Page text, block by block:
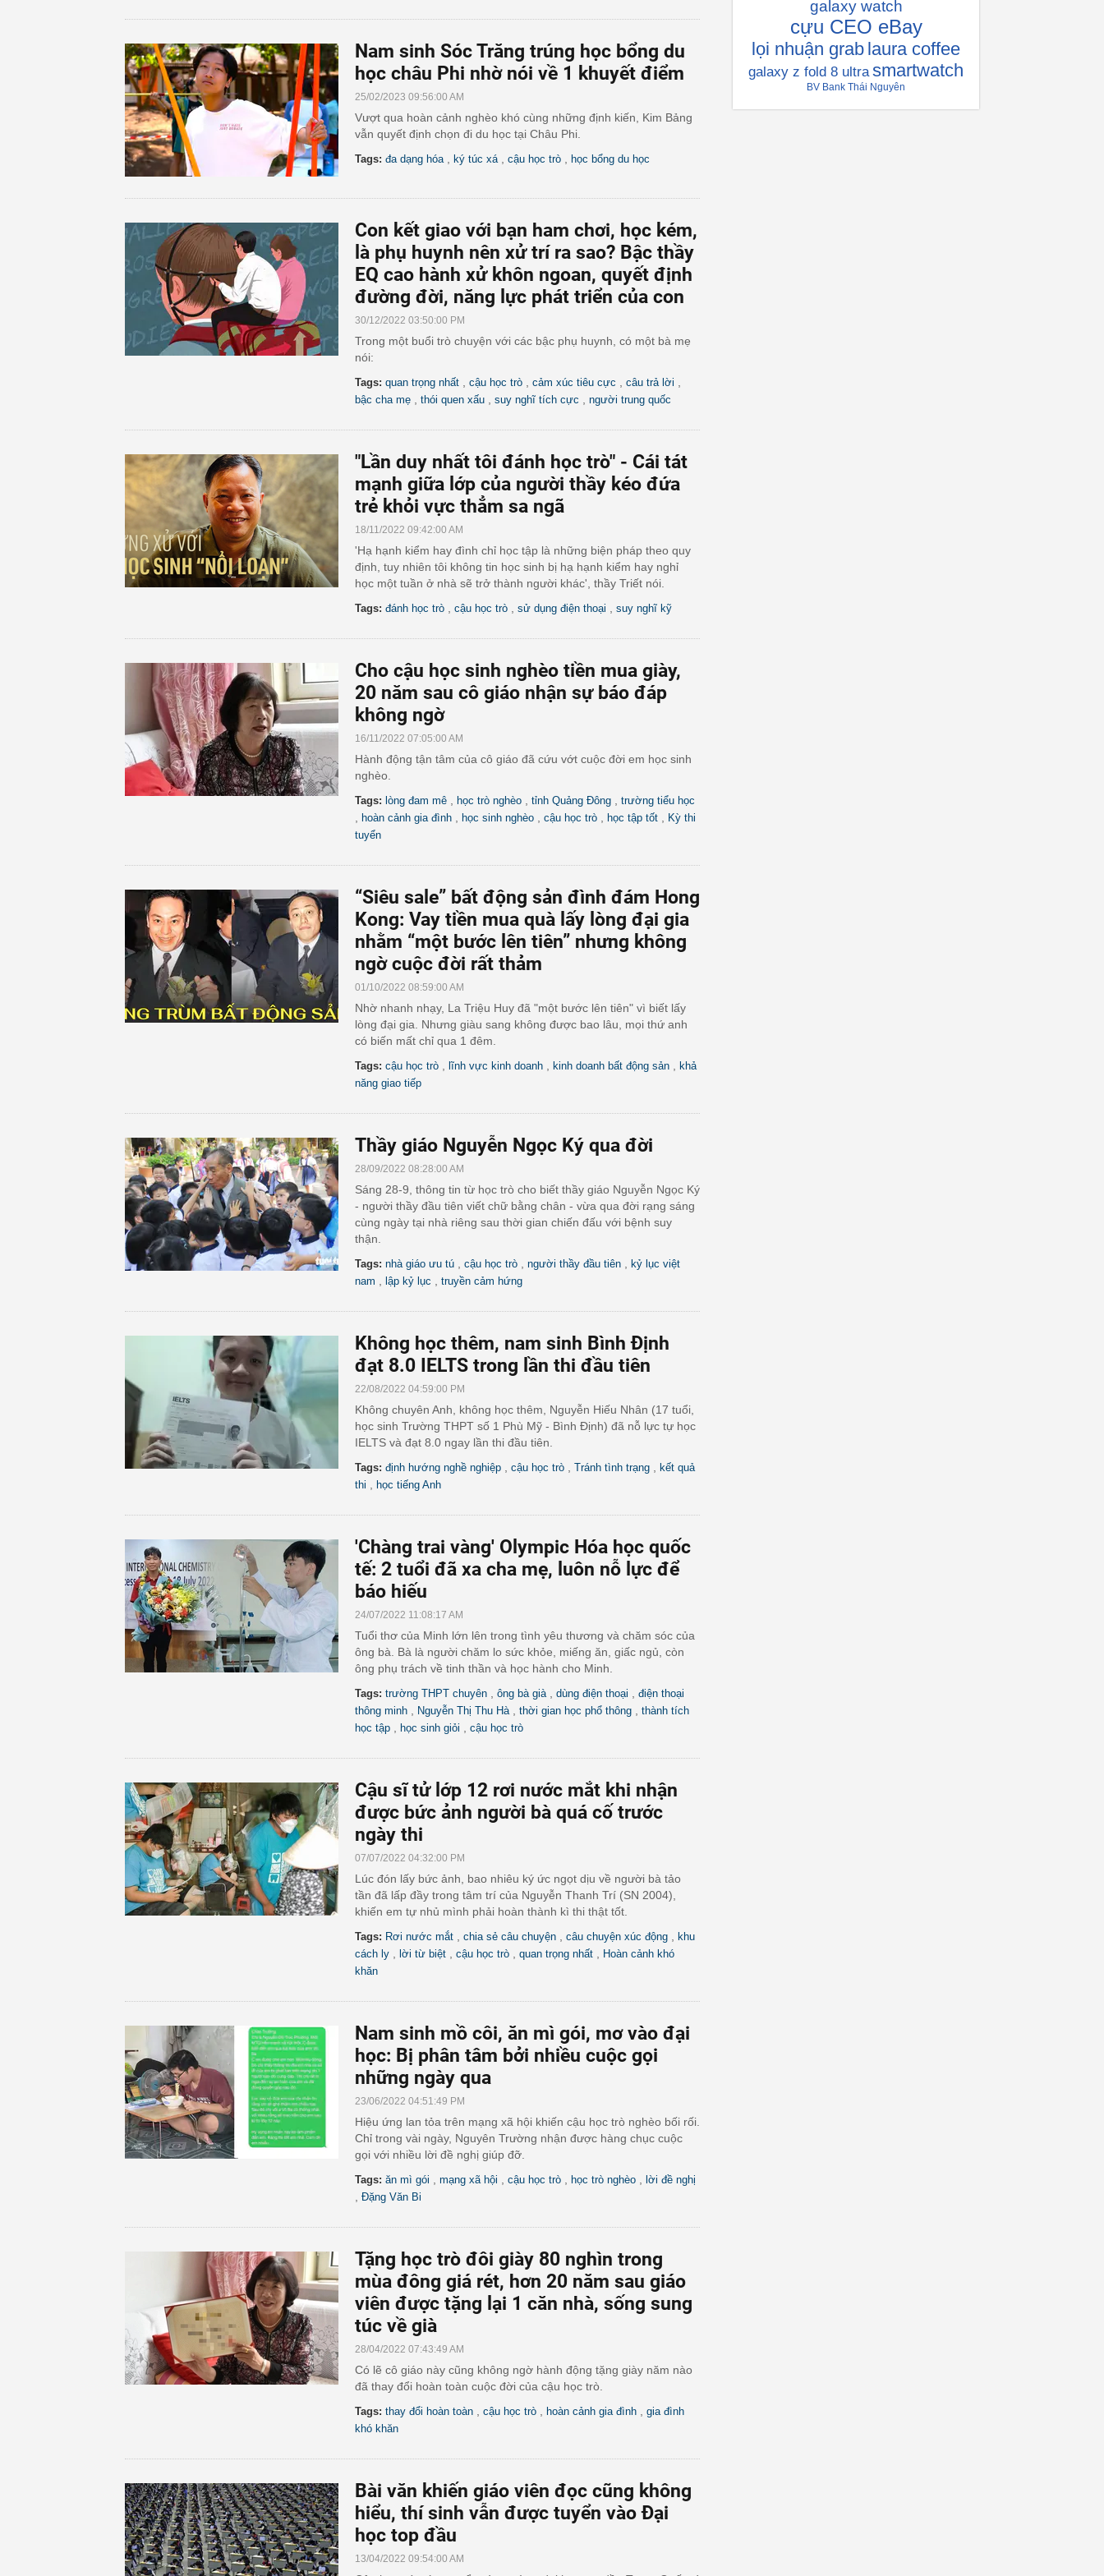
Nam sinh Sóc Trăng trúng học bổng du
học châu Phi nhờ nói về 1 khuyết điểm
25/02/2023 09:56:00 AM
Vượt qua hoàn cảnh nghèo khó cùng những định kiến, Kim Bảng
vẫn quyết định chọn đi du học tại Châu Phi.
Tags: đa dạng hóa ký túc xá cậu học trò học bổng du học
Con kết giao với bạn ham chơi, học kém,
là phụ huynh nên xử trí ra sao? Bậc thầy
EQ cao hành xử khôn ngoan, quyết định
đường đời, năng lực phát triển của con
30/12/2022 03:50:00 PM
Trong một buổi trò chuyện với các bậc phụ huynh, có một bà mẹ
nói:
Tags: quan trọng nhất cậu học trò cảm xúc tiêu cực câu trả lời
bậc cha mẹ thói quen xấu suy nghĩ tích cực người trung quốc
"Lần duy nhất tôi đánh học trò" - Cái tát
mạnh giữa lớp của người thầy kéo đứa
trẻ khỏi vực thẳm sa ngã
18/11/2022 09:42:00 AM
'Hạ hạnh kiểm hay đình chỉ học tập là những biện pháp theo quy
định, tuy nhiên tôi không tin học sinh bị hạ hạnh kiểm hay nghỉ
học một tuần ở nhà sẽ trở thành người khác', thầy Triết nói.
Tags: đánh học trò cậu học trò sử dụng điện thoại suy nghĩ kỹ
Cho cậu học sinh nghèo tiền mua giày,
20 năm sau cô giáo nhận sự báo đáp
không ngờ
16/11/2022 07:05:00 AM
Hành động tận tâm của cô giáo đã cứu vớt cuộc đời em học sinh
nghèo.
Tags: lòng đam mê học trò nghèo tỉnh Quảng Đông trường tiểu học
hoàn cảnh gia đình học sinh nghèo cậu học trò học tập tốt
Kỳ thi
tuyển
“Siêu sale” bất động sản đình đám Hong
Kong: Vay tiền mua quà lấy lòng đại gia
nhằm “một bước lên tiên” nhưng không
ngờ cuộc đời rất thảm
01/10/2022 08:59:00 AM
Nhờ nhanh nhạy, La Triệu Huy đã "một bước lên tiên" vì biết lấy
lòng đại gia. Nhưng giàu sang không được bao lâu, mọi thứ anh
có biến mất chỉ qua 1 đêm.
Tags: cậu học trò lĩnh vực kinh doanh kinh doanh bất động sản
khả
năng giao tiếp
Thầy giáo Nguyễn Ngọc Ký qua đời
28/09/2022 08:28:00 AM
Sáng 28-9, thông tin từ học trò cho biết thầy giáo Nguyễn Ngọc Ký
- người thầy đầu tiên viết chữ bằng chân - vừa qua đời rạng sáng
cùng ngày tại nhà riêng sau thời gian chiến đấu với bệnh suy
thận.
Tags: nhà giáo ưu tú cậu học trò người thầy đầu tiên
kỷ lục việt
nam
lập kỷ lục truyền cảm hứng
Không học thêm, nam sinh Bình Định
đạt 8.0 IELTS trong lần thi đầu tiên
22/08/2022 04:59:00 PM
Không chuyên Anh, không học thêm, Nguyễn Hiếu Nhân (17 tuổi,
học sinh Trường THPT số 1 Phù Mỹ - Bình Định) đã nỗ lực tự học
IELTS và đạt 8.0 ngay lần thi đầu tiên.
Tags: định hướng nghề nghiệp cậu học trò Tránh tình trạng
kết quả
thi
học tiếng Anh
'Chàng trai vàng' Olympic Hóa học quốc
tế: 2 tuổi đã xa cha mẹ, luôn nỗ lực để
báo hiếu
24/07/2022 11:08:17 AM
Tuổi thơ của Minh lớn lên trong tình yêu thương và chăm sóc của
ông bà. Bà là người chăm lo sức khỏe, miếng ăn, giấc ngủ, còn
ông phụ trách về tinh thần và học hành cho Minh.
Tags: trường THPT chuyên ông bà già dùng điện thoại
điện thoại
thông minh
Nguyễn Thị Thu Hà thời gian học phổ thông
thành tích
học tập
học sinh giỏi cậu học trò
Cậu sĩ tử lớp 12 rơi nước mắt khi nhận
được bức ảnh người bà quá cố trước
ngày thi
07/07/2022 04:32:00 PM
Lúc đón lấy bức ảnh, bao nhiêu ký ức ngọt dịu về người bà tảo
tần đã lấp đầy trong tâm trí của Nguyễn Thanh Trí (SN 2004),
khiến em tự nhủ mình phải hoàn thành kì thi thật tốt.
Tags: Rơi nước mắt chia sẻ câu chuyện câu chuyện xúc động
khu
cách ly
lời từ biệt cậu học trò quan trọng nhất
Hoàn cảnh khó
khăn
Nam sinh mồ côi, ăn mì gói, mơ vào đại
học: Bị phân tâm bởi nhiều cuộc gọi
những ngày qua
23/06/2022 04:51:49 PM
Hiệu ứng lan tỏa trên mạng xã hội khiến cậu học trò nghèo bối rối.
Chỉ trong vài ngày, Nguyên Trường nhận được hàng chục cuộc
gọi với nhiều lời đề nghị giúp đỡ.
Tags: ăn mì gói mạng xã hội cậu học trò học trò nghèo lời đề nghị
Đặng Văn Bi
Tặng học trò đôi giày 80 nghìn trong
mùa đông giá rét, hơn 20 năm sau giáo
viên được tặng lại 1 căn nhà, sống sung
túc về già
28/04/2022 07:43:49 AM
Có lẽ cô giáo này cũng không ngờ hành động tặng giày năm nào
đã thay đổi hoàn toàn cuộc đời của cậu học trò.
Tags: thay đổi hoàn toàn cậu học trò hoàn cảnh gia đình
gia đình
khó khăn
Bài văn khiến giáo viên đọc cũng không
hiểu, thí sinh vẫn được tuyển vào Đại
học top đầu
13/04/2022 09:54:00 AM
galaxy watch
cựu CEO eBay
lọi nhuận grab laura coffee
galaxy z fold 8 ultra smartwatch
BV Bank Thái Nguyên